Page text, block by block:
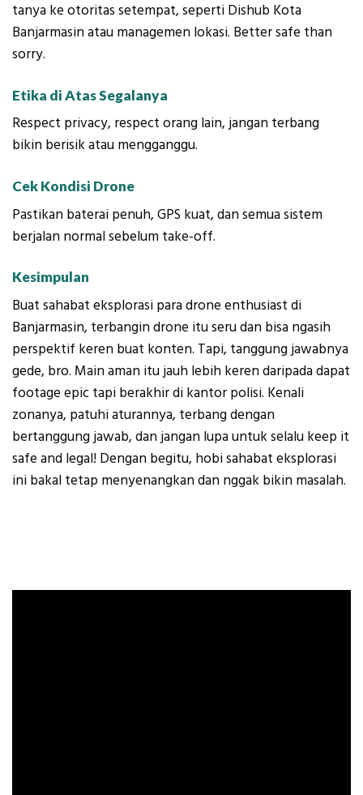
tanya ke otoritas setempat, seperti Dishub Kota
Banjarmasin atau managemen lokasi. Better safe than
sorry.
Etika di Atas Segalanya
Respect privacy, respect orang lain, jangan terbang
bikin berisik atau mengganggu.
Cek Kondisi Drone
Pastikan baterai penuh, GPS kuat, dan semua sistem
berjalan normal sebelum take-off.
Kesimpulan
Buat sahabat eksplorasi para drone enthusiast di
Banjarmasin, terbangin drone itu seru dan bisa ngasih
perspektif keren buat konten. Tapi, tanggung jawabnya
gede, bro. Main aman itu jauh lebih keren daripada dapat
footage epic tapi berakhir di kantor polisi. Kenali
zonanya, patuhi aturannya, terbang dengan
bertanggung jawab, dan jangan lupa untuk selalu keep it
safe and legal! Dengan begitu, hobi sahabat eksplorasi
ini bakal tetap menyenangkan dan nggak bikin masalah.